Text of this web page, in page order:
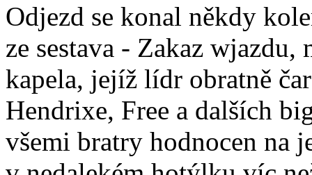
Odjezd se konal někdy
ze sestava - Zakaz
kapela, jejíž lídr obratně
Hendrixe, Free a dalších
všemi bratry hodnocen na